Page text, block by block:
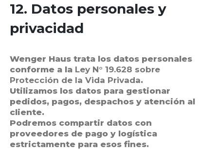
12. Datos personales y
privacidad
Wenger Haus trata los datos personales
conforme a la Ley N° 19.628 sobre
Protección de la Vida Privada.
Utilizamos los datos para gestionar
pedidos, pagos, despachos y atención al
cliente.
Podremos compartir datos con
proveedores de pago y logística
estrictamente para esos fines.